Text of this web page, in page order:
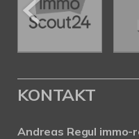
KONTAKT
Andreas Regul immo-